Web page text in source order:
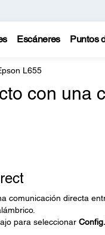
Escáneres Puntos
L655
con una
comunicación directa
para seleccionar